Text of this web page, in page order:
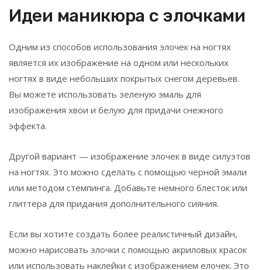
Идеи маникюра с элочками
Одним из способов использования элочек на ногтях
является их изображение на одном или нескольких
ногтях в виде небольших покрытых снегом деревьев.
Вы можете использовать зеленую эмаль для
изображения хвои и белую для придачи снежного
эффекта.
Другой вариант — изображение элочек в виде силуэтов
на ногтях. Это можно сделать с помощью черной эмали
или методом стемпинга. Добавьте немного блесток или
глиттера для придания дополнительного сияния.
Если вы хотите создать более реалистичный дизайн,
можно нарисовать элочки с помощью акриловых красок
или использовать наклейки с изображением елочек. Это